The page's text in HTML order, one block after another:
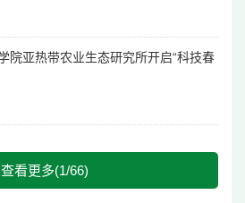
院亚热带农业生态研究所开启“科技春
查看更多(1/66)